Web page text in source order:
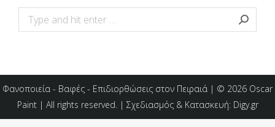
Search:
Φανοποιεία - Βαφές - Επιδιορθώσεις στον Πειραιά | © 2026 Oscar
Paint | All rights reserved. | Σχεδιασμός & Κατασκευή: Digy.gr